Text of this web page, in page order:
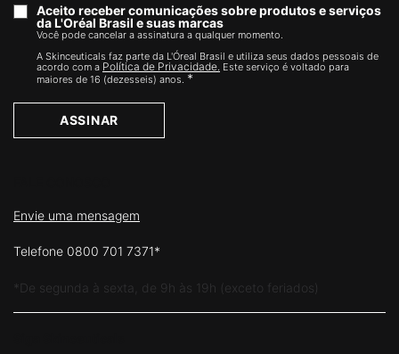
Aceito receber comunicações sobre produtos e serviços
da L'Oréal Brasil e suas marcas
Você pode cancelar a assinatura a qualquer momento.​
A Skinceuticals faz parte da L'Óreal Brasil e utiliza seus dados pessoais de
acordo com a Política de Privacidade. Este serviço é voltado para
maiores de 16 (dezesseis) anos. *
ASSINAR
Envie uma mensagem
Telefone 0800 701 7371*
*De segunda à sexta, de 9h às 19h (exceto feriados)